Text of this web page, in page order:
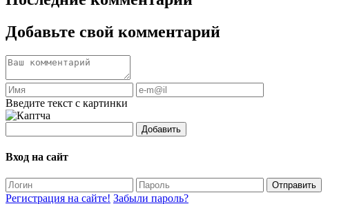
Добавьте свой комментарий
Введите текст с картинки
Добавить
Вход на сайт
Отправить
Регистрация на сайте! Забыли пароль?